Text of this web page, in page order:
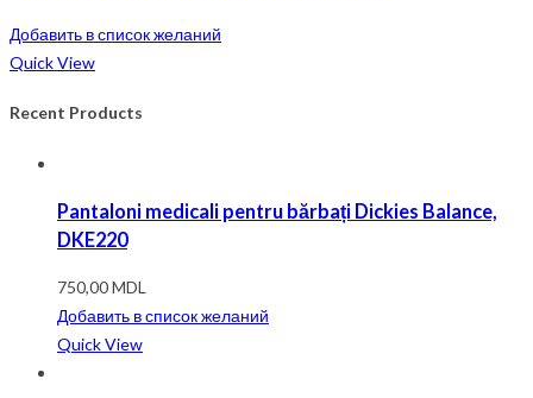
Добавить в список желаний
Quick View
Recent Products
Pantaloni medicali pentru bărbați Dickies Balance,
DKE220
750,00MDL
Добавить в список желаний
Quick View